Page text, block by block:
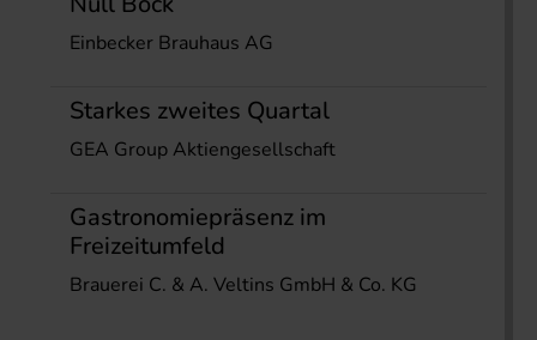
Einbecker Brauhaus AG
Starkes zweites Quartal
GEA Group Aktiengesellschaft
Gastronomiepräsenz im
Freizeitumfeld
Brauerei C. & A. Veltins GmbH & Co. KG